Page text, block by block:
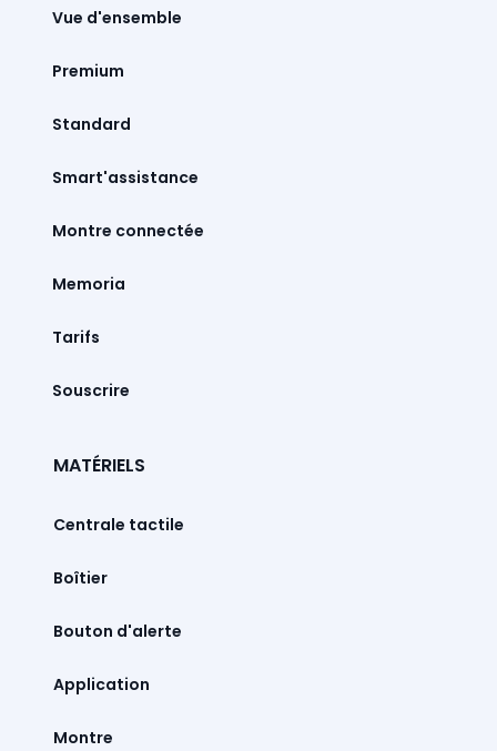
Vue d'ensemble
Premium
Standard
Smart'assistance
Montre connectée
Memoria
Tarifs
Souscrire
MATÉRIELS
Centrale tactile
Boîtier
Bouton d'alerte
Montre